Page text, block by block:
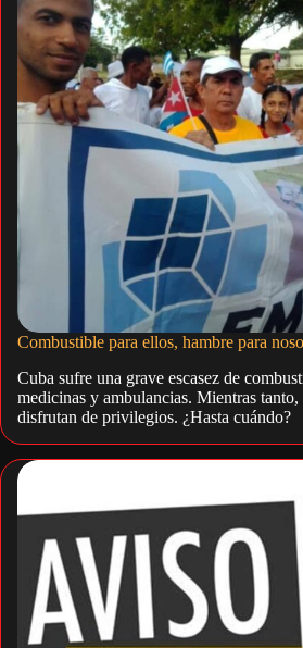
Combustible para ellos, hambre para
Cuba sufre una grave escasez de
medicinas y ambulancias. Mientras tanto,
disfrutan de privilegios. ¿Hasta cuándo?